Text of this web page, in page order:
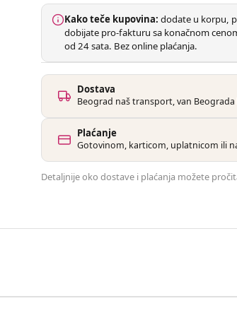
Kako teče kupovina: dodate u korpu,
dobijate pro-fakturu sa konačnom
od 24 sata. Bez online plaćanja.
Dostava
Beograd naš transport, van
Plaćanje
Gotovinom, karticom, uplatnicom ili
Detaljnije oko dostave i plaćanja možete